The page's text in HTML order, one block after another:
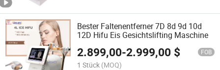
Bester Faltenentferner 7D 8d 9d 10d
12D Hifu Eis Gesichtslifting Maschine
2.899,00-2.999,00 $ FOB
1 Stück (MOQ)